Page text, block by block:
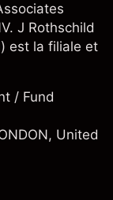
J Rothschild
est la filiale et
/ Fund
United